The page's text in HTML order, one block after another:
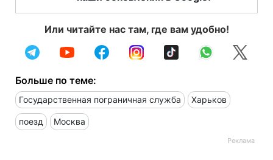
Или читайте нас там, где вам удобно!
Больше по теме:
Государственная пограничная служба Харьков
поезд Москва